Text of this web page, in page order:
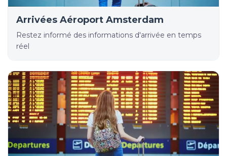
Arrivées Aéroport Amsterdam
Restez informé des informations d'arrivée en temps
réel